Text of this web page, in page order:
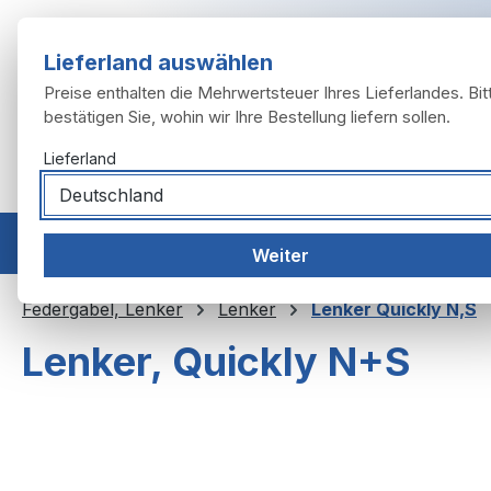
Federgabel, Lenker Lenker Lenker Quickly N,S
Lenker, Quickly N+S
Lieferland auswählen
Preise enthalten die Mehrwertsteuer Ihres Lieferlandes.
bestätigen Sie, wohin wir Ihre Bestellung liefern sollen.
Lieferland
Weiter